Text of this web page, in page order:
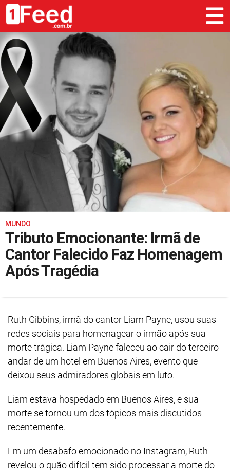
MUNDO
Tributo Emocionante: Irmã de
Cantor Falecido Faz Homenagem
Após Tragédia
Ruth Gibbins, irmã do cantor Liam Payne, usou suas
redes sociais para homenagear o irmão após sua
morte trágica. Liam Payne faleceu ao cair do terceiro
andar de um hotel em Buenos Aires, evento que
deixou seus admiradores globais em luto.
Liam estava hospedado em Buenos Aires, e sua
morte se tornou um dos tópicos mais discutidos
recentemente.
Em um desabafo emocionado no Instagram, Ruth
revelou o quão difícil tem sido processar a morte do